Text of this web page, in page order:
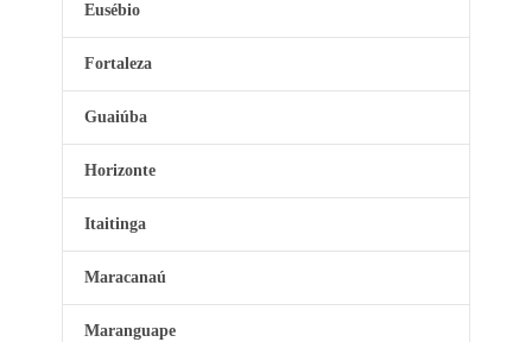
Eusébio
Fortaleza
Guaiúba
Horizonte
Itaitinga
Maracanaú
Maranguape